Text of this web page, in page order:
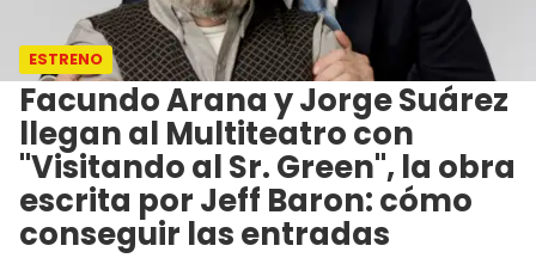
ESTRENO
Facundo Arana y Jorge Suárez
llegan al Multiteatro con
"Visitando al Sr. Green", la obra
escrita por Jeff Baron: cómo
conseguir las entradas